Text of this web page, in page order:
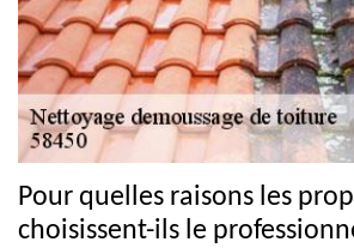
Pour quelles raisons les
choisissent-ils le